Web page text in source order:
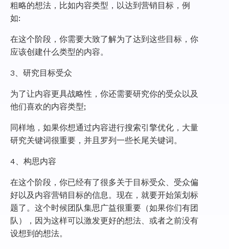
粗略的想法，比如内容类型，以达到营销目标，例
如:
在这个阶段，你需要大致了解为了达到这些目标，你
应该创建什么类型的内容。
3、研究目标受众
为了让内容更具战略性，你还需要研究你的受众以及
他们喜欢的内容类型;
同样地，如果你想通过内容进行搜索引擎优化，大量
研究关键词很重要，并且罗列一些长尾关键词。
4、构思内容
在这个阶段，你已经有了很多关于目标受众、受众偏
好以及内容营销目标的信息。现在，就要开始策划标
题了。这个时候团队集思广益很重要（如果你们有团
队），因为这样可以激发更好的想法、或者之前没有
设想到的想法。